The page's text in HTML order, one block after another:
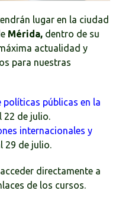
lugar en la ciudad
Mérida, dentro de su
actualidad y
para nuestras
políticas públicas en la
22 de julio.
internacionales y
29 de julio.
directamente a
de los cursos.